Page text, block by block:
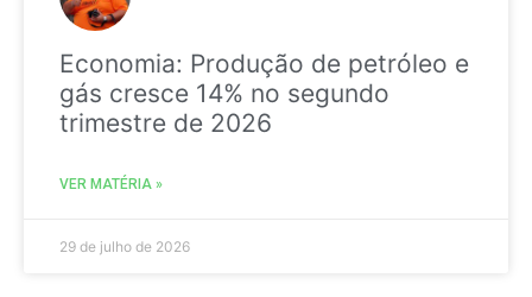
Economia: Produção de petróleo e
gás cresce 14% no segundo
trimestre de 2026
VER MATÉRIA »
29 de julho de 2026